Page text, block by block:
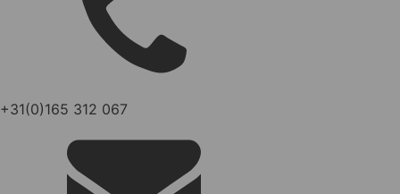
+31(0)165 312 067